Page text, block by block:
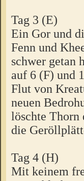
Tag 3 (E)
Ein Gor und
Fenn und
schwer getan
auf 6 (F) und
Flut von
neuen
löschte Thorn
die
Tag 4 (H)
Mit keinem